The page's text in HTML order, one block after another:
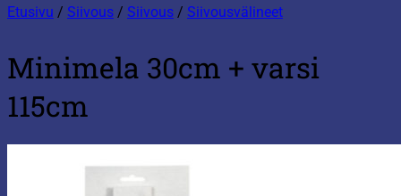
Etusivu / Siivous / Siivous / Siivousvälineet
Minimela 30cm + varsi
115cm